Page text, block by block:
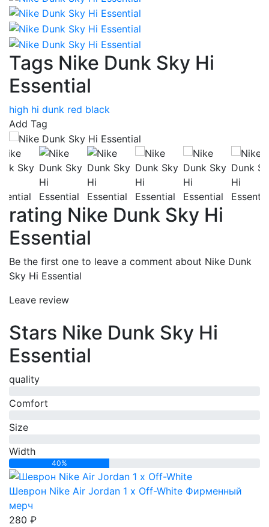
Tags Nike Dunk Sky Hi
Essential
high hi dunk red black
Add Tag
rating Nike Dunk Sky Hi
Essential
Be the first one to leave a comment about Nike Dunk
Sky Hi Essential
Leave review
Stars Nike Dunk Sky Hi
Essential
quality
Comfort
Size
Width
40%
Шеврон Nike Air Jordan 1 x Off-White Фирменный
мерч
280 ₽